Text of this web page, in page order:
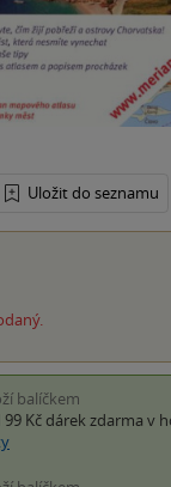
Uložit do seznamu
balíčkem
Kč dárek zdarma v